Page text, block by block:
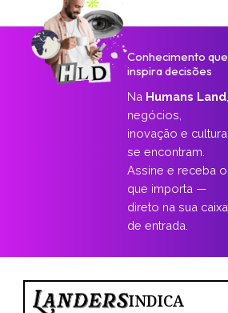
Conhecimento que
inspira decisões
Na Humans Land
negócios,
inovação e cultura
se encontram.
Assine e receba o
que importa —
direto na sua caixa
de entrada.
INDICA